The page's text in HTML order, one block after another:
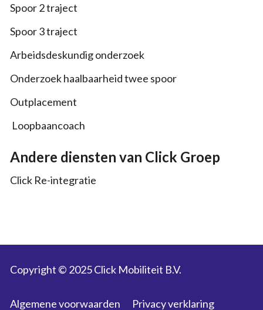
Spoor 2 traject
Spoor 3 traject
Arbeidsdeskundig onderzoek
Onderzoek haalbaarheid twee spoor
Outplacement
Loopbaancoach
Andere diensten van Click Groep
Click Re-integratie
Copyright © 2025 Click Mobiliteit B.V.
Algemene voorwaarden Privacy verklaring